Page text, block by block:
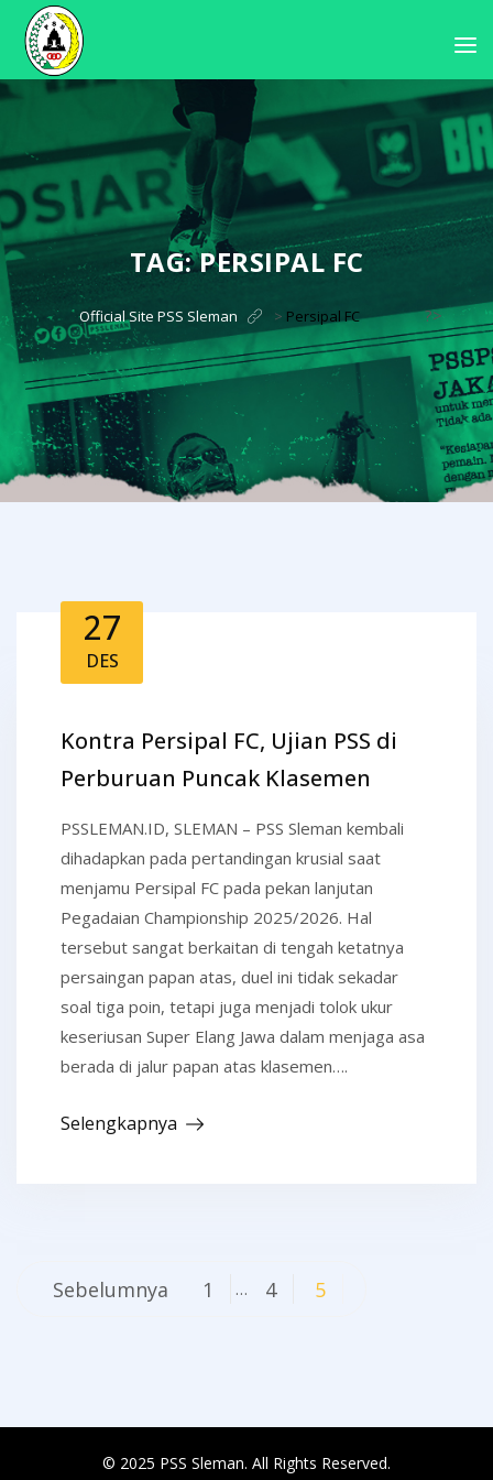
TAG:PERSIPAL FC
Official Site PSS Sleman > Persipal FC ?>
27
DES
Kontra Persipal FC, Ujian PSS di
Perburuan Puncak Klasemen
PSSLEMAN.ID, SLEMAN – PSS Sleman kembali
dihadapkan pada pertandingan krusial saat
menjamu Persipal FC pada pekan lanjutan
Pegadaian Championship 2025/2026. Hal
tersebut sangat berkaitan di tengah ketatnya
persaingan papan atas, duel ini tidak sekadar
soal tiga poin, tetapi juga menjadi tolok ukur
keseriusan Super Elang Jawa dalam menjaga asa
berada di jalur papan atas klasemen….
Selengkapnya
Navigasi
Sebelumnya 1 … 4 5
© 2025 PSS Sleman. All Rights Reserved.